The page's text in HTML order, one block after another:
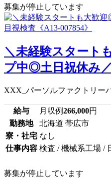
募集が停止しています
＼未経験スタート
プ中◎土日祝休み
XXX_パーソルファクトリー
給与 月収例266,000円
勤務地
北海道 帯広市
寮・社宅 なし
仕事内容 検査 / 機械系工場 /
募集が停止しています